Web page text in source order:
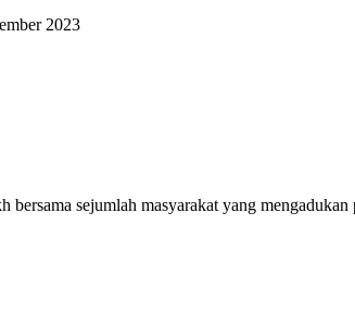
2023
bersama sejumlah masyarakat yang